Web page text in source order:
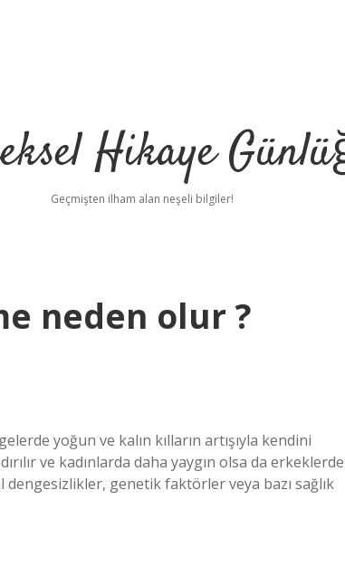
Hikaye
Geçmişten ilham alan neşeli bilgiler!
neden olur ?
yoğun ve kalın kılların artışıyla kendini
ve kadınlarda daha yaygın olsa da erkeklerde
genetik faktörler veya bazı sağlık